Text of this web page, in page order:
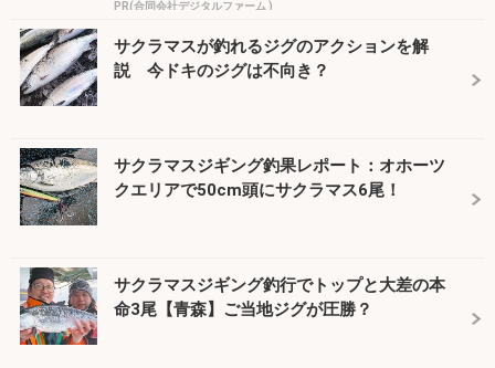
PR(合同会社デジタルファーム )
サクラマスが釣れるジグのアクションを解
説 今ドキのジグは不向き？
サクラマスジギング釣果レポート：オホーツ
クエリアで50cm頭にサクラマス6尾！
サクラマスジギング釣行でトップと大差の本
命3尾【青森】ご当地ジグが圧勝？